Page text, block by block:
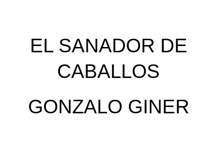
EL SANADOR DE
CABALLOS
GONZALO GINER